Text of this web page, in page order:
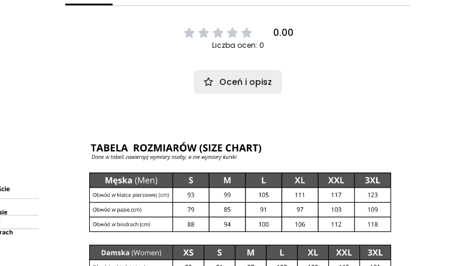
0.00
Liczba ocen: 0
Oceń i opisz